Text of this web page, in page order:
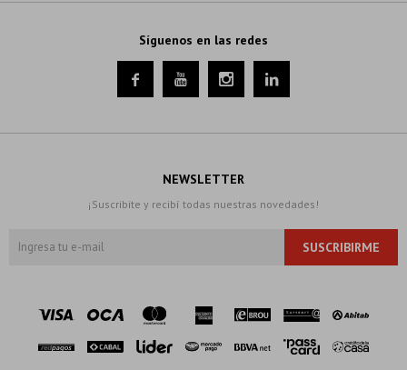
Síguenos en las redes
   
NEWSLETTER
¡Suscribite y recibí todas nuestras novedades!
SUSCRIBIRME